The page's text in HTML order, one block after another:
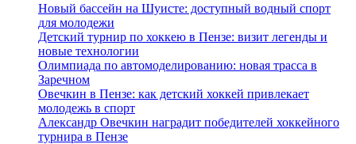
Новый бассейн на Шуисте: доступный водный спорт
для молодежи
Детский турнир по хоккею в Пензе: визит легенды и
новые технологии
Олимпиада по автомоделированию: новая трасса в
Заречном
Овечкин в Пензе: как детский хоккей привлекает
молодежь в спорт
Александр Овечкин наградит победителей хоккейного
турнира в Пензе